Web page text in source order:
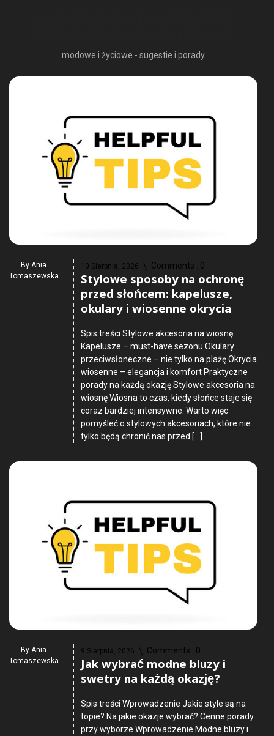
modowe i życiowe - sugestie i porady
By Ania
Tomaszewska
10 Sierpnia, 2026 Comments : 0
Stylowe sposoby na ochronę
przed słońcem: kapelusze,
okulary i wiosenne okrycia
Spis treści Stylowe akcesoria na wiosnę
Kapelusze – must-have sezonu Okulary
przeciwsłoneczne – nie tylko na plażę Okrycia
wiosenne – elegancja i komfort Praktyczne
porady na każdą okazję Stylowe akcesoria na
wiosnę Wiosna to czas, kiedy słońce staje się
coraz bardziej intensywne. Warto więc
pomyśleć o stylowych akcesoriach, które nie
tylko będą chronić nas przed […]
By Ania
Tomaszewska
9 Sierpnia, 2026 Comments : 0
Jak wybrać modne bluzy i
swetry na każdą okazję?
Spis treści Wprowadzenie Jakie style są na
topie? Na jakie okazje wybrać? Cenne porady
przy wyborze Wprowadzenie Modne bluzy i